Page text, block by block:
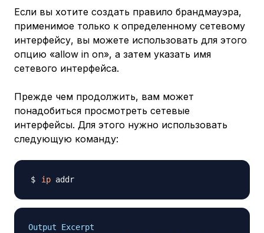
Если вы хотите создать правило брандмауэра,
применимое только к определенному сетевому
интерфейсу, вы можете использовать для этого
опцию «allow in on», а затем указать имя
сетевого интерфейса.
Прежде чем продолжить, вам может
понадобиться просмотреть сетевые
интерфейсы. Для этого нужно использовать
следующую команду:
ip
Output Excerpt